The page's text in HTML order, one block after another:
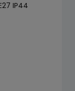
IP44